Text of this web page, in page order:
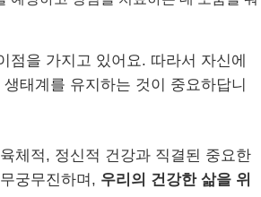
점을 가지고 있어요. 따라서 자신에
태계를 유지하는 것이 중요하답니
체적, 정신적 건강과 직결된 중요한
궁무진하며, 우리의 건강한 삶을 위